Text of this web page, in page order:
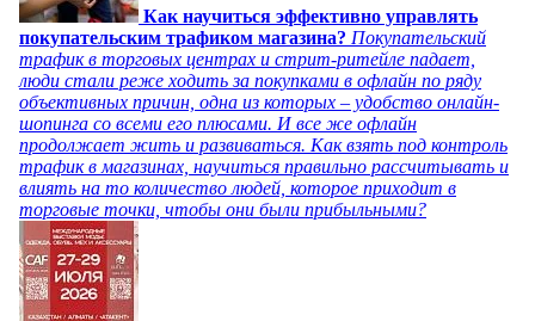
Как научиться эффективно управлять
покупательским трафиком магазина? Покупательский
трафик в торговых центрах и стрит-ритейле падает,
люди стали реже ходить за покупками в офлайн по ряду
объективных причин, одна из которых – удобство онлайн-
шопинга со всеми его плюсами. И все же офлайн
продолжает жить и развиваться. Как взять под контроль
трафик в магазинах, научиться правильно рассчитывать и
влиять на то количество людей, которое приходит в
торговые точки, чтобы они были прибыльными?